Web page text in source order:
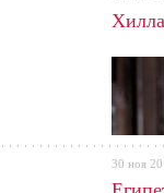
30 ноя